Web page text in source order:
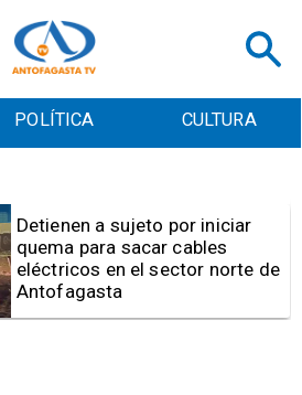
POLÍTICA CULTURA
Detienen a sujeto por iniciar
quema para sacar cables
eléctricos en el sector norte de
Antofagasta